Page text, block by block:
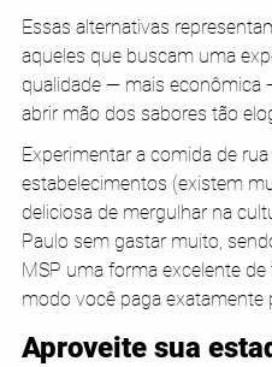
Essas alternativas
aqueles que buscam uma
qualidade — mais econômica
abrir mão dos sabores tão
Experimentar a comida de
estabelecimentos (existem
deliciosa de mergulhar na
Paulo sem gastar muito,
MSP uma forma excelente
modo você paga exatamente
Aproveite sua